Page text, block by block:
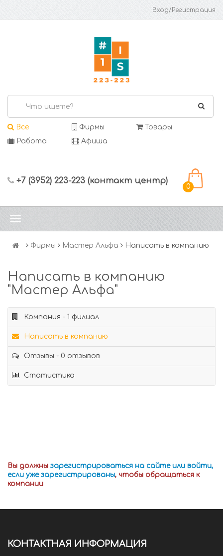
Вход/Регистрация
Все Фирмы
Товары
Работа
Афиша
+7 (3952) 223-223 (контакт центр)
0
Фирмы Мастер Альфа Написать в компанию
Написать в компанию
"Мастер Альфа"
Компания - 1 филиал
Написать в компанию
Отзывы - 0 отзывов
Статистика
Вы должны зарегистрироваться на сайте или войти,
если уже зарегистрированы, чтобы обращаться к
компании
КОНТАКТНАЯ ИНФОРМАЦИЯ